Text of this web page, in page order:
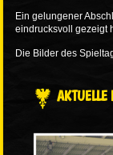
Ein gelungener
eindrucksvoll gezeigt
Die Bilder des
AKTUELLE